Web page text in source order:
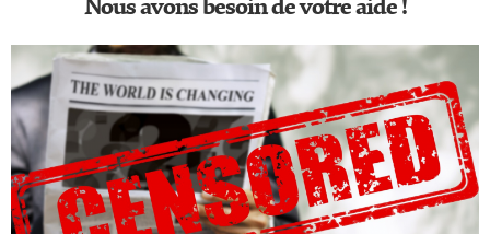
Nous avons besoin de votre aide !